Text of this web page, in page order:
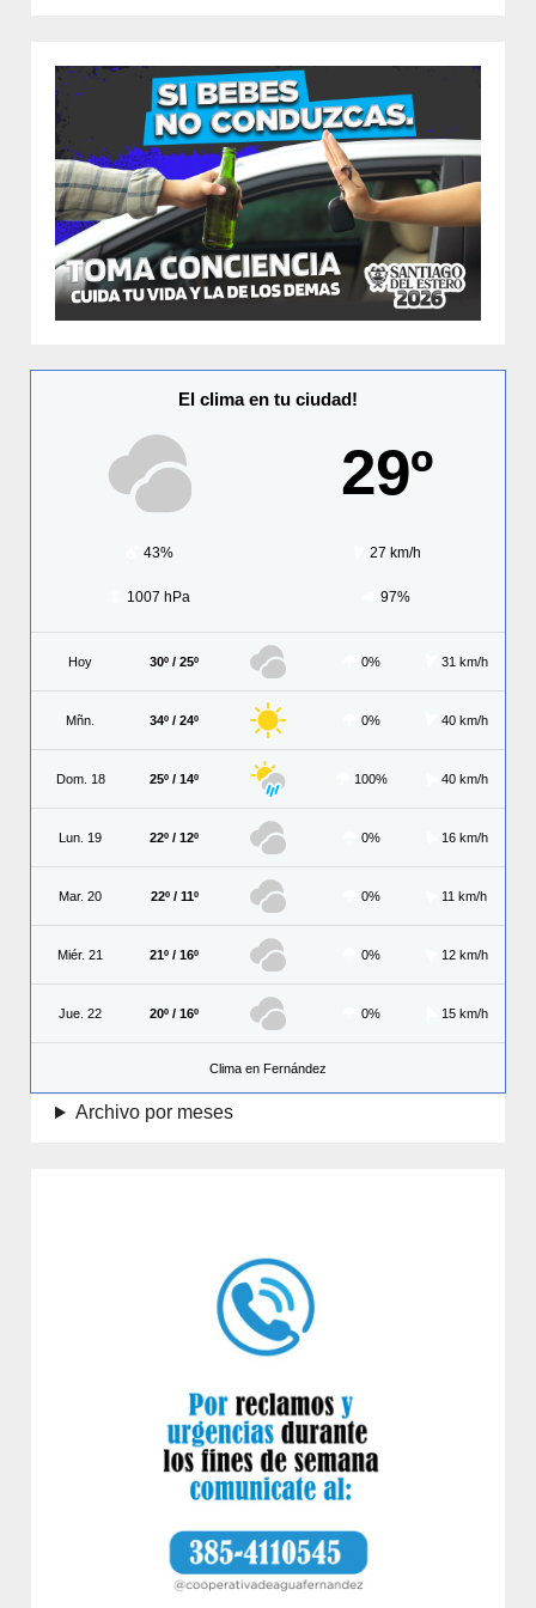
El clima en tu ciudad!
29º
43% 27 km/h
1007 hPa 97%
Hoy 30º / 25º 0% 31 km/h
Mñn. 34º / 24º 0% 40 km/h
Dom. 18 25º / 14º 100% 40 km/h
Lun. 19 22º / 12º 0% 16 km/h
Mar. 20 22º / 11º 0% 11 km/h
Miér. 21 21º / 16º 0% 12 km/h
Jue. 22 20º / 16º 0% 15 km/h
Clima en Fernández
Archivo por meses